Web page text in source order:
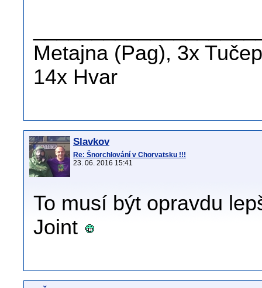
Metajna (Pag), 3x
14x Hvar
Slavkov
Re: Šnorchlování v Chorvatsku !!!
23. 06. 2016 15:41
To musí být opravdu
Joint